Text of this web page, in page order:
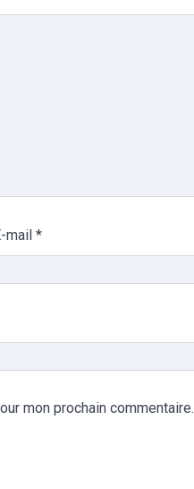
mail *
mon prochain commentaire.